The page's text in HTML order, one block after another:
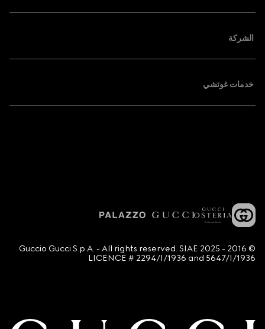
الشركة
خدمات غوتشي
© 2016 - 2025 Guccio Gucci S.p.A. - All rights reserved. SIAE
LICENCE # 2294/I/1936 and 5647/I/1936